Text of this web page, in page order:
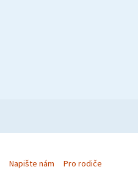
Napište nám Pro rodiče